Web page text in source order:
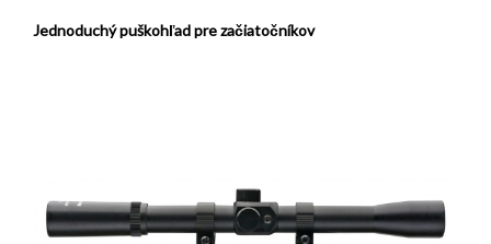
Jednoduchý puškohľad pre začiatočníkov